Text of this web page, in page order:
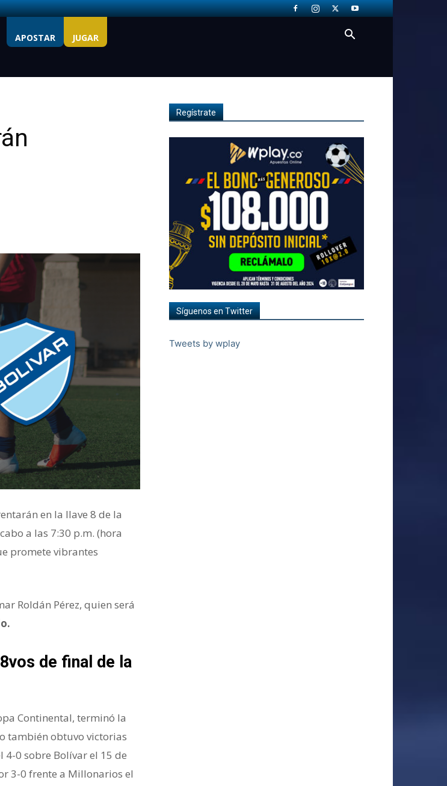
APOSTAR JUGAR
en la llave 8 de la
a las 7:30 p.m. (hora
promete vibrantes
Roldán Pérez, quien será
de final de la
Continental, terminó la
también obtuvo victorias
0 sobre Bolívar el 15 de
3-0 frente a Millonarios el
Regístrate
Síguenos en Twitter
Tweets by wplay